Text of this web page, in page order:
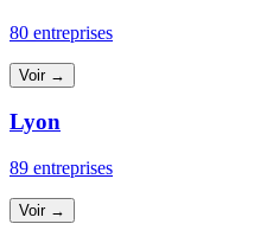
80 entreprises
Voir →
Lyon
89 entreprises
Voir →